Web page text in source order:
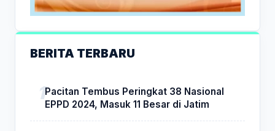
BERITA TERBARU
Pacitan Tembus Peringkat 38 Nasional
EPPD 2024, Masuk 11 Besar di Jatim